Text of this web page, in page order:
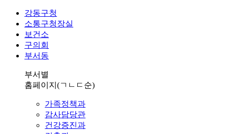
강동구청
소통구청장실
보건소
구의회
부서동
부서별
홈페이지 (ㄱㄴㄷ순)
가족정책과
감사담당관
건강증진과